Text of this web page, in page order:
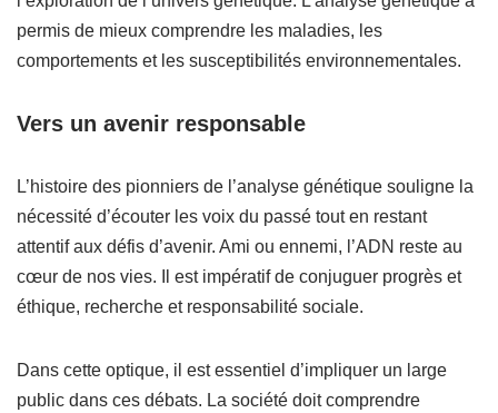
permis de mieux comprendre les maladies, les
comportements et les susceptibilités environnementales.
Vers un avenir responsable
L’histoire des pionniers de l’analyse génétique souligne la
nécessité d’écouter les voix du passé tout en restant
attentif aux défis d’avenir. Ami ou ennemi, l’ADN reste au
cœur de nos vies. Il est impératif de conjuguer progrès et
éthique, recherche et responsabilité sociale.
Dans cette optique, il est essentiel d’impliquer un large
public dans ces débats. La société doit comprendre